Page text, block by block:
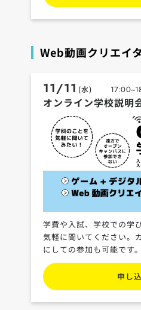
Web動画クリエイ
11/11 (水)
オンライン学校説明
学費や入試、学校での学
気軽に聞いてください。
にしての参加も可能です。
申し